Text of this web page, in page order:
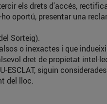
els drets d'accés,
oportú, presentar una
Sorteig).
o inexactes i que
dret de propietat
siguin
del lloc.